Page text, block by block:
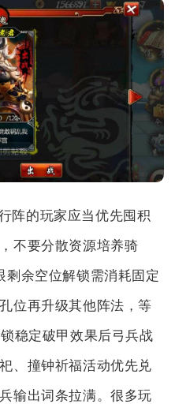
阵的玩家应当优先囤积
不要分散资源培养骑
剩余空位解锁需消耗固定
位再升级其他阵法，等
稳定破甲效果后弓兵战
、撞钟祈福活动优先兑
输出词条拉满。很多玩